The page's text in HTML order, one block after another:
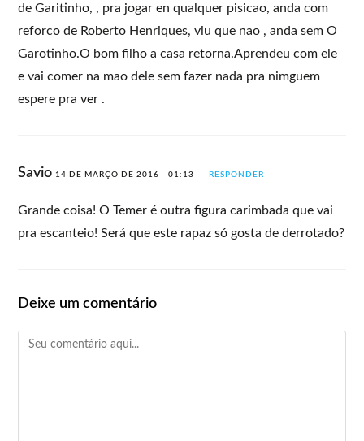
de Garitinho, , pra jogar en qualquer pisicao, anda com
reforco de Roberto Henriques, viu que nao , anda sem O
Garotinho.O bom filho a casa retorna.Aprendeu com ele
e vai comer na mao dele sem fazer nada pra nimguem
espere pra ver .
Savio 14 DE MARÇO DE 2016 - 01:13 RESPONDER
Grande coisa! O Temer é outra figura carimbada que vai
pra escanteio! Será que este rapaz só gosta de derrotado?
Deixe um comentário